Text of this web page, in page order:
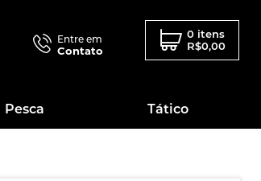
Entre em
Contato
0 itens
R$0,00
Pesca Tático